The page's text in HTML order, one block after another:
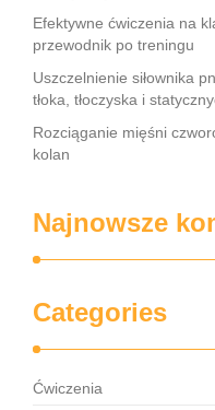
Efektywne ćwiczenia na
przewodnik po treningu
Uszczelnienie siłownika
tłoka, tłoczyska i
Rozciąganie mięśni
kolan
Najnowsze
Categories
Ćwiczenia